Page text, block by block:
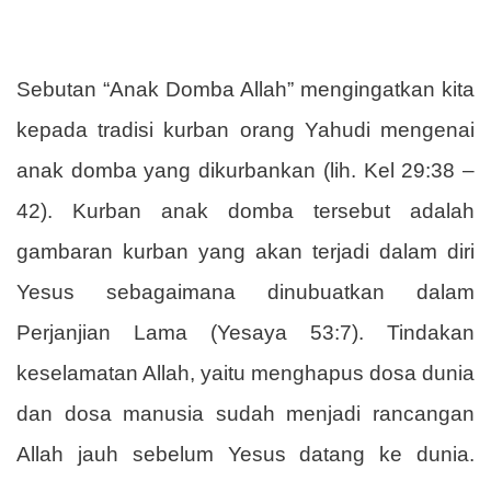
Sebutan “Anak Domba Allah” mengingatkan kita
kepada tradisi kurban orang Yahudi mengenai
anak domba yang dikurbankan (lih. Kel 29:38 –
42). Kurban anak domba tersebut adalah
gambaran kurban yang akan terjadi dalam diri
Yesus sebagaimana dinubuatkan dalam
Perjanjian Lama (Yesaya 53:7). Tindakan
keselamatan Allah, yaitu menghapus dosa dunia
dan dosa manusia sudah menjadi rancangan
Allah jauh sebelum Yesus datang ke dunia.